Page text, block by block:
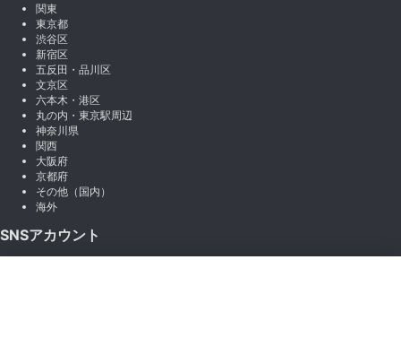
関東
東京都
渋谷区
新宿区
五反田・品川区
文京区
六本木・港区
丸の内・東京駅周辺
神奈川県
関西
大阪府
京都府
その他（国内）
海外
SNSアカウント